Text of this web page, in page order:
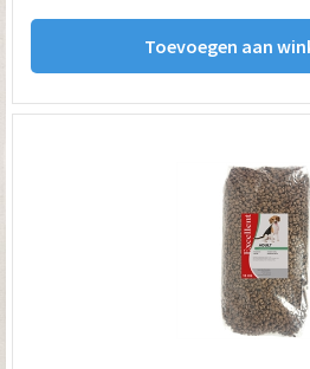
Toevoegen aan